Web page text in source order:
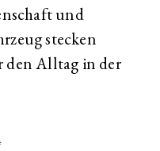
und
stecken
den Alltag in der